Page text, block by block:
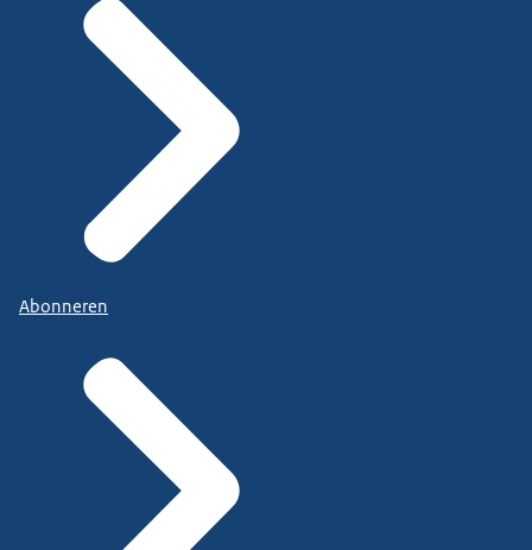
Abonneren